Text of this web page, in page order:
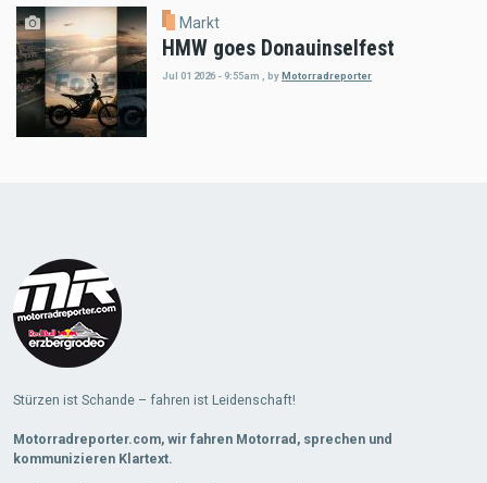
Markt
HMW goes Donauinselfest
Jul 01 2026 - 9:55am byMotorradreporter
Stürzen ist Schande – fahren ist Leidenschaft!
Motorradreporter.com, wir fahren Motorrad, sprechen und
kommunizieren Klartext.